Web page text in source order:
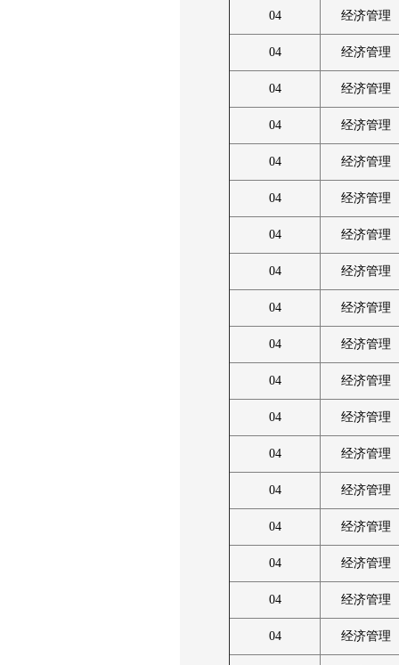
04 经济管理
04 经济管理
04 经济管理
04 经济管理
04 经济管理
04 经济管理
04 经济管理
04 经济管理
04 经济管理
04 经济管理
04 经济管理
04 经济管理
04 经济管理
04 经济管理
04 经济管理
04 经济管理
04 经济管理
04 经济管理